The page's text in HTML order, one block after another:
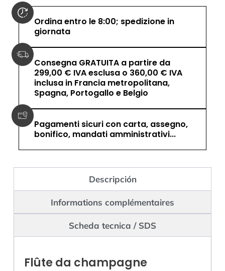
Ordina entro le 8:00; spedizione in
giornata
Consegna GRATUITA a partire da
299,00 € IVA esclusa o 360,00 € IVA
inclusa in Francia metropolitana,
Spagna, Portogallo e Belgio
Pagamenti sicuri con carta, assegno,
bonifico, mandati amministrativi...
Descripción
Informations complémentaires
Scheda tecnica / SDS
Flûte da champagne